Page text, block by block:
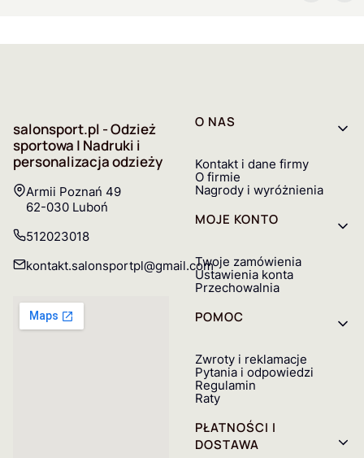
salonsport.pl - Odzież
sportowa | Nadruki i
personalizacja odzieży
Adres:
Armii Poznań 49
62-030 Luboń
512023018
kontakt.salonsportpl@gmail.com
Linki w stopce
O NAS
Kontakt i dane firmy
O firmie
Nagrody i wyróżnienia
MOJE KONTO
Twoje zamówienia
Ustawienia konta
Przechowalnia
POMOC
Zwroty i reklamacje
Pytania i odpowiedzi
Regulamin
Raty
PŁATNOŚCI I
DOSTAWA